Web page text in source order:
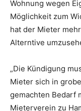
Wohnung wegen
Möglichkeit zum
hat der Mieter
Alterntive
„Die Kündigung
Mieter sich in
gemachten Bedarf
Mieterverein zu